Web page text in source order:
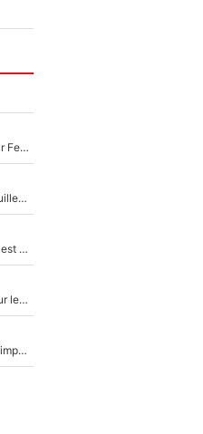
Mercato - Analyse : Pourquoi le PSG a un boulevard pour Ferran Torres
PSG : Transfert de Bradley Barcola, un journaliste se mouille et annonce déjà la fin du feuilleton !
Zinedine Zidane contre le RN : Le jour où Marine Le Pen est partie au clash avec le sélectionneur de l’équipe de France
Malo Gusto au PSG : Luis Enrique donne son feu vert pour le transfert du Français qui pourrait atteindre une somme record
Jusqu’à 50M€ garantis ? L’OM annonce un changement important qui va faire du bien à ses finances !